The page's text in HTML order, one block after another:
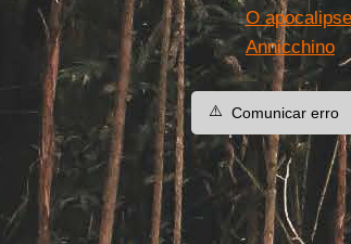
O
Annicchino
⚠️ Comunicar erro